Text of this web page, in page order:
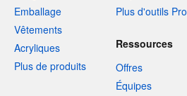
Emballage
Vêtements
Acryliques
Plus de produits
Plus d'outils Pro
Ressources
Offres
Équipes